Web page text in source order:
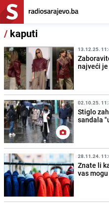
/ kaputi
13.12.25.
najveći
02.10.25.
Stiglo
sandala
28.11.24.
Znate li
vas